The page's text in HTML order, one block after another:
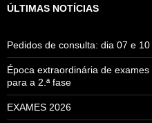
ÚLTIMAS NOTÍCIAS
Pedidos de consulta: dia 07 e 10
Época extraordinária de
para a 2.ª fase
EXAMES 2026